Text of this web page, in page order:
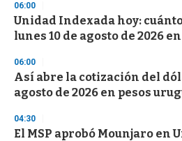
06:00
Unidad Indexada hoy:
lunes 10 de agosto de 2026
06:00
Así abre la cotización del
agosto de 2026 en pesos
04:30
El MSP aprobó Mounjaro en